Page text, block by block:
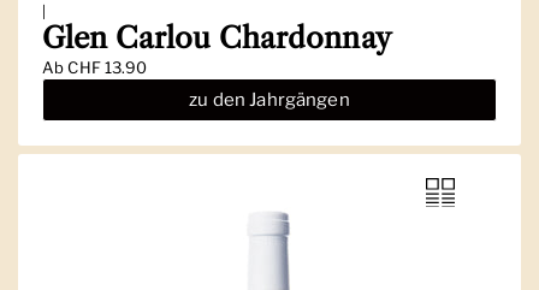
|
Glen Carlou Chardonnay
AbCHF 13.90
zu den Jahrgängen